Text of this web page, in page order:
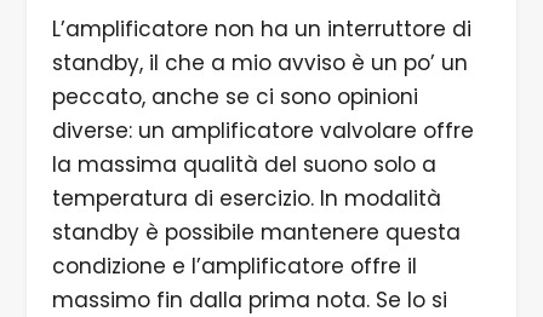
L’amplificatore non ha un interruttore di
standby, il che a mio avviso è un po’ un
peccato, anche se ci sono opinioni
diverse: un amplificatore valvolare offre
la massima qualità del suono solo a
temperatura di esercizio. In modalità
standby è possibile mantenere questa
condizione e l’amplificatore offre il
massimo fin dalla prima nota. Se lo si